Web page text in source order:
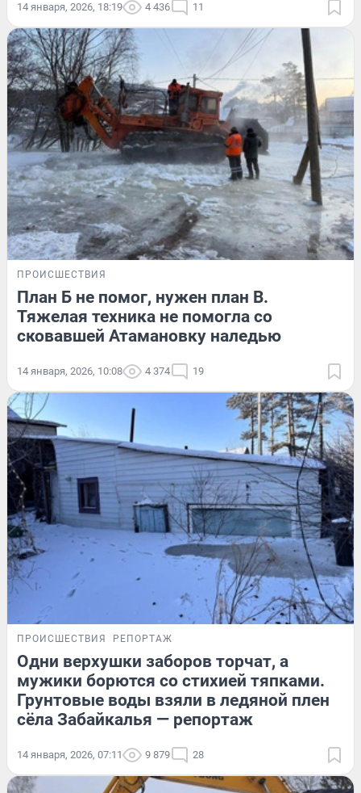
14 января, 2026, 18:19 4 436 11
ПРОИСШЕСТВИЯ
План Б не помог, нужен план В.
Тяжелая техника не помогла со
сковавшей Атамановку наледью
14 января, 2026, 10:08 4 374 19
ПРОИСШЕСТВИЯ РЕПОРТАЖ
Одни верхушки заборов торчат, а
мужики борются со стихией тяпками.
Грунтовые воды взяли в ледяной плен
сёла Забайкалья — репортаж
14 января, 2026, 07:11 9 879 28